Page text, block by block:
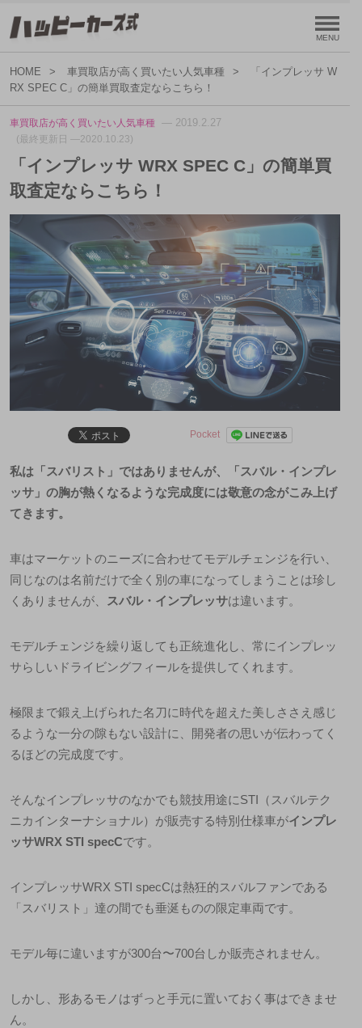
HOME 車買取店が高く買いたい人気車種
「インプレッサ W
RX SPEC C」の簡単買取査定ならこちら！
車買取店が高く買いたい人気車種 — 2019.2.27
(最終更新日 —2020.10.23)
「インプレッサ WRX SPEC C」の簡単買
取査定ならこちら！
Pocket
私は「スバリスト」ではありませんが、「スバル・インプレ
ッサ」の胸が熱くなるような完成度には敬意の念がこみ上げ
てきます。
車はマーケットのニーズに合わせてモデルチェンジを行い、
同じなのは名前だけで全く別の車になってしまうことは珍し
くありませんが、
スバル・インプレッサは違います。
モデルチェンジを繰り返しても正統進化し、常にインプレッ
サらしいドライビングフィールを提供してくれます。
極限まで鍛え上げられた名刀に時代を超えた美しささえ感じ
るような一分の隙もない設計に、開発者の思いが伝わってく
るほどの完成度です。
そんなインプレッサのなかでも競技用途にSTI （スバルテク
ニカインターナショナル）が販売する特別仕様車がインプレ
ッサWRX STI specCです。
インプレッサWRX STI specCは熱狂的スバルファンである
「 スバリスト 」 達の間でも垂涎ものの限定車両です。
モデル毎に違いますが300台〜700台しか販売されません。
しかし、形あるモノはずっと手元に置いておく事はできませ
ん。